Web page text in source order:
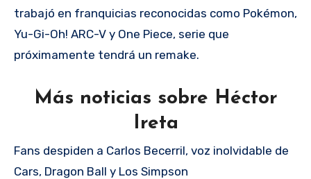
trabajó en franquicias reconocidas como Pokémon,
Yu-Gi-Oh! ARC-V y One Piece, serie que
próximamente tendrá un remake.
Más noticias sobre Héctor
Ireta
Fans despiden a Carlos Becerril, voz inolvidable de
Cars, Dragon Ball y Los Simpson